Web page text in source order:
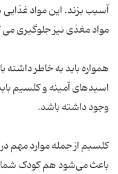
آسیب بزند. این مواد
مواد مغذی نیز جلوگیری می
همواره باید به خاطر
اسیدهای آمینه و کلسیم
وجود داشته باشد.
کلسیم از جمله موارد مهم
باعث می‌شود هم کودک